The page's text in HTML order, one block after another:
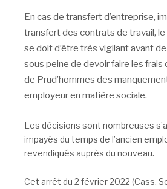
En cas de transfert d’entreprise,
transfert des contrats de travail,
se doit d’être très vigilant avant
sous peine de devoir faire les frais
de Prud’hommes des
employeur en matière sociale.
Les décisions sont nombreuses
impayés du temps de l’ancien
revendiqués auprès du nouveau.
Cet arrêt du 2 février 2022 (Cass.